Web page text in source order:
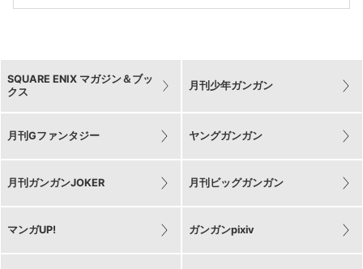
SQUARE ENIX マガジン＆ブッ
クス
月刊少年ガンガン
月刊Gファンタジー ヤングガンガン
月刊ガンガンJOKER 月刊ビッグガンガン
マンガUP! ガンガンpixiv